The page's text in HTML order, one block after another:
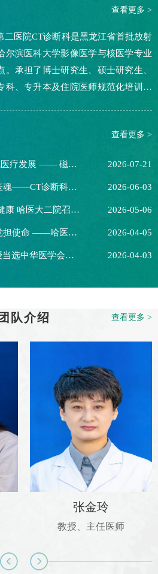
查看更多 >
二医院CT诊断科是黑龙江省首批放射
尔滨医科大学影像医学与核医学专业
承担了博士研究生、硕士研究生、
科、专升本及住院医师规范化培训等
查看更多 >
聚焦影像前沿，赋能区域医疗发展 —— 磁共振成像名家讲坛 & 新时代 MRI 新技术研讨会黑河站圆满举办 2026-07-21
严守行医底线 筑牢清风医魂——CT诊断科开展2026年行风教育专题科会 2026-06-03
百年哈医 智汇冰城 共筑健康 哈医大二院召开中巴智慧医疗·精准诊疗学术研讨会 2026-05-06
缅怀先烈守初心 医心向党担使命 ——哈医大二院CT诊断科党支部开展清明节祭扫烈士陵园主题活动 2026-04-05
喜讯|热烈祝贺姜慧杰教授当选中华医学会放射学分会第十七届委员会常务委员 2026-04-03
团队介绍 查看更多 >
张金玲
教授、主任医师